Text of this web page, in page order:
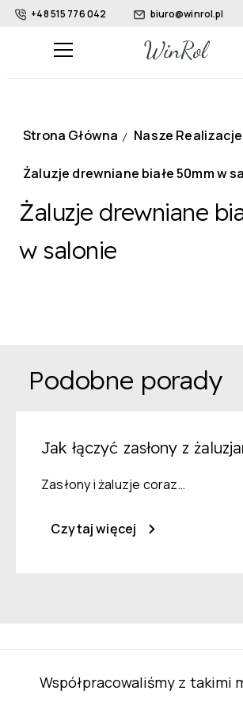
+48 515 776 042 biuro@winrol.pl
Strona Główna / Nasze Realizacje
Żaluzje drewniane białe 50mm w
Żaluzje drewniane
w salonie
Podobne porady
Jak łączyć zasłony z
Zasłony i żaluzje coraz…
Czytaj więcej
Współpracowaliśmy z takimi